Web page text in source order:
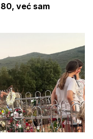
već sam